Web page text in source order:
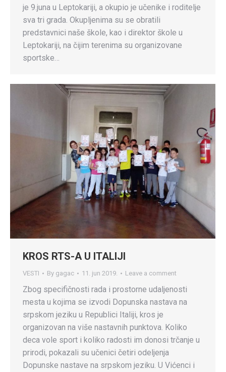
je 9.juna u Leptokariji, a okupio je učenike i roditelje
sva tri grada. Okupljenima su se obratili
predstavnici naše škole, kao i direktor škole u
Leptokariji, na čijim terenima su organizovane
sportske…
KROS RTS-A U ITALIJI
VESTI By gagac 11. jun 2019. Leave a comment
Zbog specifičnosti rada i prostorne udaljenosti
mesta u kojima se izvodi Dopunska nastava na
srpskom jeziku u Republici Italiji, kros je
organizovan na više nastavnih punktova. Koliko
deca vole sport i koliko radosti im donosi trčanje u
prirodi, pokazali su učenici četiri odeljenja
Dopunske nastave na srpskom jeziku. U Vićenci i